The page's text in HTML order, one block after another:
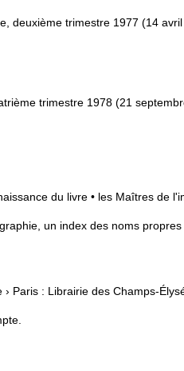
deuxième trimestre 1977 (14 avril
trimestre 1978 (21
du livre • les Maîtres de
un index des noms
› Paris : Librairie des Champs-